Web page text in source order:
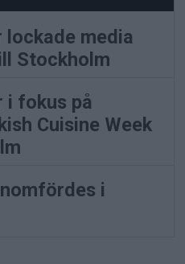
lockade media
Stockholm
i fokus på
Cuisine Week
i